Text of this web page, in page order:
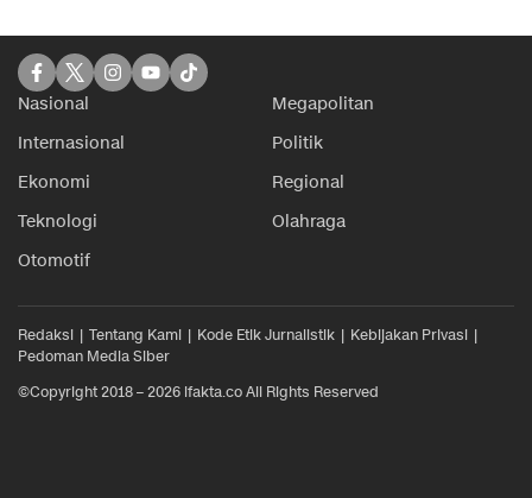
Nasional
Megapolitan
Internasional
Politik
Ekonomi
Regional
Teknologi
Olahraga
Otomotif
Redaksi Tentang Kami Kode Etik Jurnalistik
Kebijakan Privasi
Pedoman Media Siber
©Copyright 2018 – 2026 ifakta.co All Rights Reserved